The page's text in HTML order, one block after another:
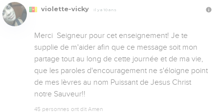
violette-vicky Il y a 10 ans
Merci  Seigneur pour cet enseignement! Je te
supplie de m'aider afin que ce message soit mon
partage tout au long de cette journée et de ma vie,
que les paroles d'encouragement ne s'éloigne point
de mes lèvres au nom Puissant de Jesus Christ
notre Sauveur!!
45 personnes ont dit Amen